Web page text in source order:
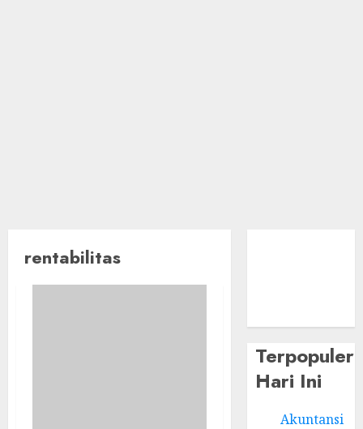
rentabilitas
Terpopuler
Hari Ini
Akuntansi